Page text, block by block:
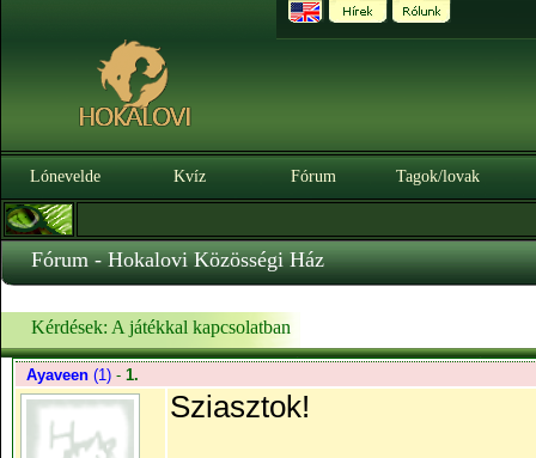
Lónevelde Kvíz Fórum Tagok/lovak
Fórum - Hokalovi Közösségi Ház
Kérdések: A játékkal kapcsolatban
Ayaveen(1) - 1.
Sziasztok!